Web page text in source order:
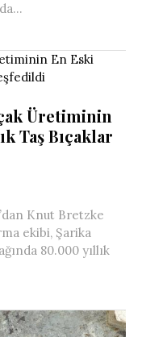
Üretiminin
Taş Bıçaklar
Knut Bretzke
ekibi, Şarika
80.000 yıllık